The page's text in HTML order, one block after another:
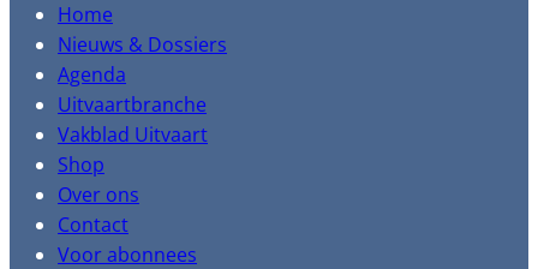
Home
Nieuws & Dossiers
Agenda
Uitvaartbranche
Vakblad Uitvaart
Shop
Over ons
Contact
Voor abonnees